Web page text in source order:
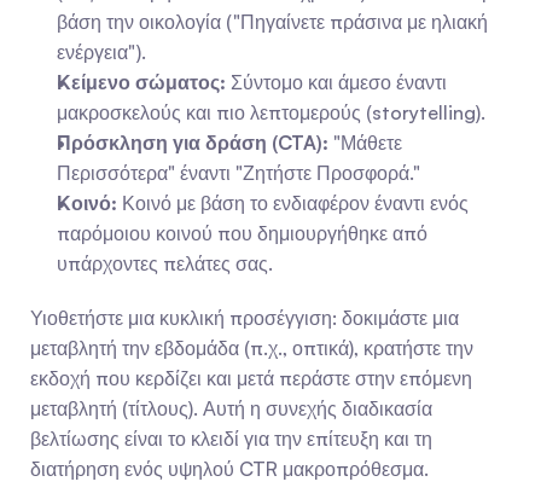
βάση την οικολογία ("Πηγαίνετε πράσινα με ηλιακή
ενέργεια").
Κείμενο σώματος: Σύντομο και άμεσο έναντι
μακροσκελούς και πιο λεπτομερούς (storytelling).
Πρόσκληση για δράση (CTA): "Μάθετε
Περισσότερα" έναντι "Ζητήστε Προσφορά."
Κοινό: Κοινό με βάση το ενδιαφέρον έναντι ενός
παρόμοιου κοινού που δημιουργήθηκε από
υπάρχοντες πελάτες σας.
Υιοθετήστε μια κυκλική προσέγγιση: δοκιμάστε μια
μεταβλητή την εβδομάδα (π.χ., οπτικά), κρατήστε την
εκδοχή που κερδίζει και μετά περάστε στην επόμενη
μεταβλητή (τίτλους). Αυτή η συνεχής διαδικασία
βελτίωσης είναι το κλειδί για την επίτευξη και τη
διατήρηση ενός υψηλού CTR μακροπρόθεσμα.